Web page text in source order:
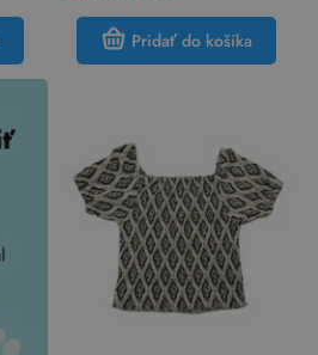
Pridať do košíka